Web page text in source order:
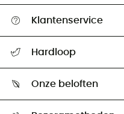
Klantenservice
Retourzendingen &
Hardloop
Ambassadeurs
Onze beloften